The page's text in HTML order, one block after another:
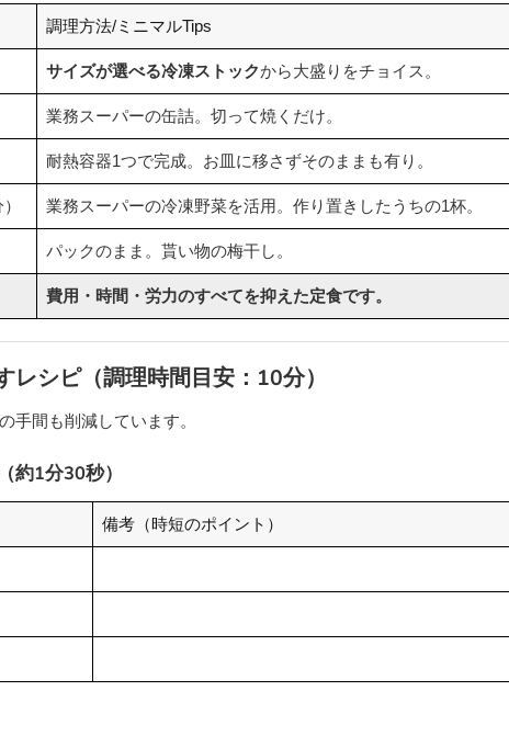
調理方法/ミニマルTips
サイズが選べる冷凍ストックから大盛りをチョイス。
業務スーパーの缶詰。切って焼くだけ。
耐熱容器1つで完成。お皿に移さずそのままも有り。
業務スーパーの冷凍野菜を活用。作り置きしたうちの1杯。
パックのまま。貰い物の梅干し。
費用・時間・労力のすべてを抑えた定食です。
シピ（調理時間目安：10分）
手間も削減しています。
約1分30秒）
備考（時短のポイント）